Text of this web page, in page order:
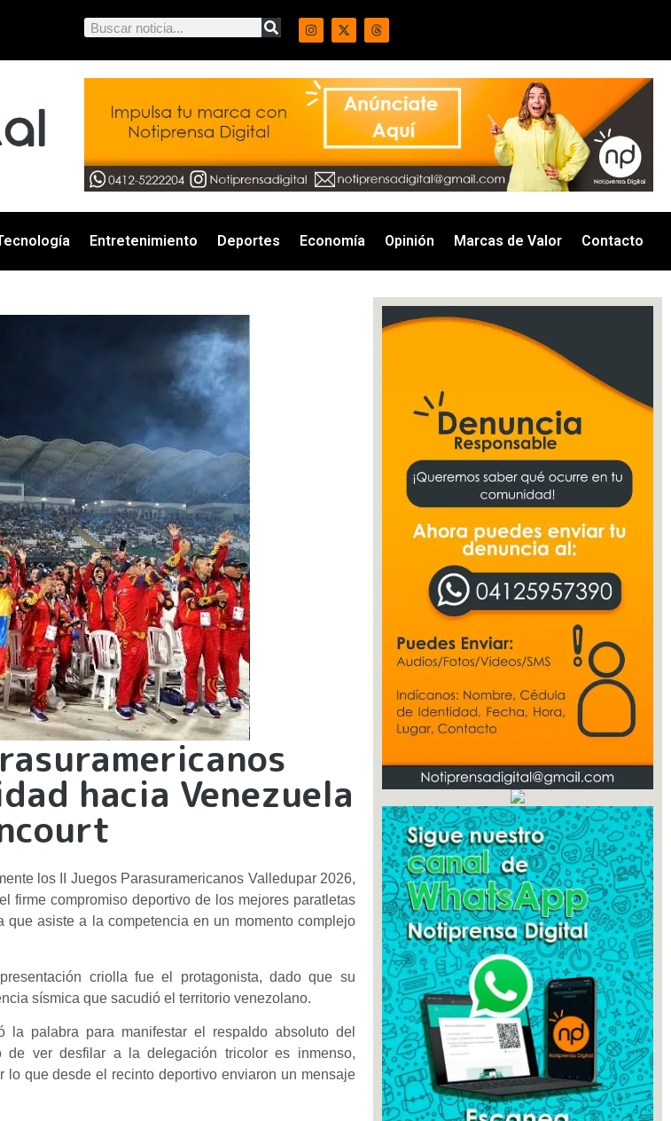
Entretenimiento Deportes Economía Opinión Marcas de Valor Contacto
hacia Venezuela
los II Juegos Parasuramericanos Valledupar 2026,
firme compromiso deportivo de los mejores paratletas
asiste a la competencia en un momento complejo
criolla fue el protagonista, dado que su
sísmica que sacudió el territorio venezolano.
palabra para manifestar el respaldo absoluto del
ver desfilar a la delegación tricolor es inmenso,
que desde el recinto deportivo enviaron un mensaje